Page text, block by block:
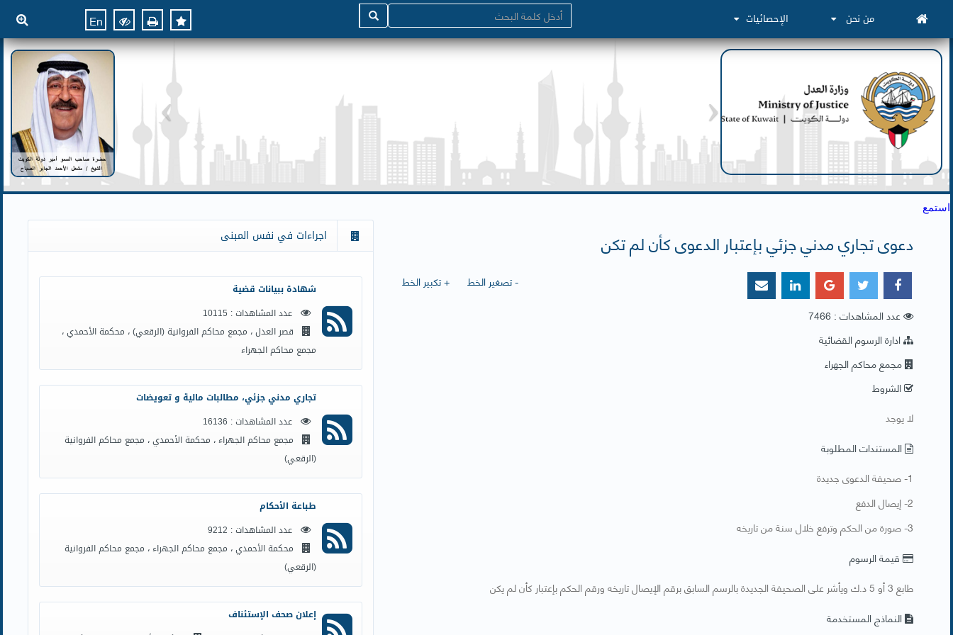
من نحن الإحصائيات En
استمع
دعوى تجاري مدني جزئي بإعتبار الدعوى كأن لم تكن
+ تكبير الخط
- تصغير الخط
عدد المشاهدات : 7466
ادارة الرسوم القضائية
مجمع محاكم الجهراء
الشروط
​لا يوجد
المستندات المطلوبة
​1- صحيفة الدعوى جديدة
2- إيصال الدفع
3- صورة من الحكم وترفع خلال سنة من تاريخه
قيمة الرسوم
طابع 3 أو 5 د.ك ويأشر على الصحيفة الجديدة بالرسم السابق برقم الإيصال تاريخه ورقم الحكم بإعتبار كأن لم يكن
النماذج المستخدمة
اجراءات في نفس المبنى
شهادة ببيانات قضية
عدد المشاهدات : 10115
قصر العدل ، مجمع محاكم الفروانية (الرقعي) ، محكمة الأحمدي ،
مجمع محاكم الجهراء
تجاري مدني جزئي، مطالبات مالية و تعويضات
عدد المشاهدات : 16136
مجمع محاكم الجهراء ، محكمة الأحمدي ، مجمع محاكم الفروانية
(الرقعي)
طباعة الأحكام
عدد المشاهدات : 9212
محكمة الأحمدي ، مجمع محاكم الجهراء ، مجمع محاكم الفروانية
(الرقعي)
إعلان صحف الإستئناف